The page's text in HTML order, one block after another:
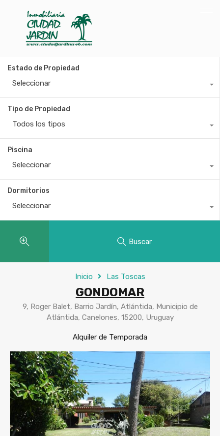
Estado de Propiedad
Seleccionar
Tipo de Propiedad
Todos los tipos
Piscina
Seleccionar
Dormitorios
Seleccionar
Buscar
Inicio Las Toscas
GONDOMAR
9, Roger Balet, Barrio Jardín, Atlántida, Municipio de
Atlántida, Canelones, 15200, Uruguay
Alquiler de Temporada